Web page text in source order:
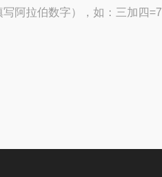
阿拉伯数字），如：三加四=7